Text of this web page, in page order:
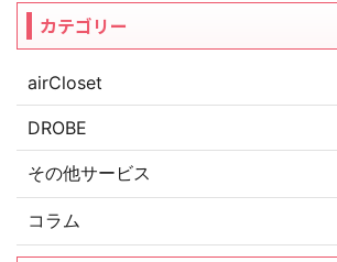
カテゴリー
airCloset
DROBE
その他サービス
コラム